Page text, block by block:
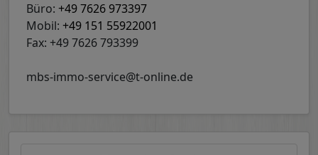
Büro: +49 7626 973397
Mobil: +49 151 55922001
Fax: +49 7626 793399
mbs-immo-service@t-online.de